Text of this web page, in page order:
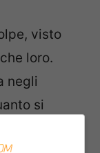
visto
loro.
negli
si
italiana,